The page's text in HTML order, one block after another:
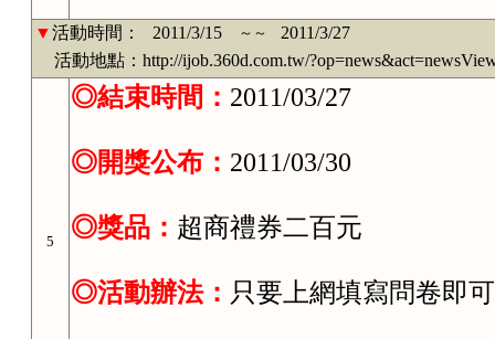
▼活動時間： 2011/3/15 ～～
2011/3/27
活動地點：http://ijob.360d.com.tw/
5
◎結束時間： 2011/03/27
◎開獎公布： 2011/03/30
◎獎品： 超商禮券二百元
◎活動辦法： 只要上網填寫問卷即